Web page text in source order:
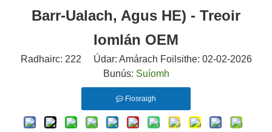
Barr-Ualach, Agus HE) - Treoir
Iomlán OEM
Radhairc: 222 Údar: Amárach Foilsithe: 02-02-2026
Bunús: Suíomh
Fiosraigh